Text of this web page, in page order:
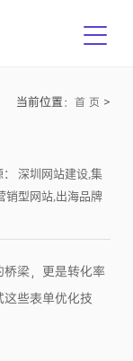
当前位置： 首 页 >
深圳网站建设,集
销型网站,出海品牌
梁，更是转化率
些表单优化技